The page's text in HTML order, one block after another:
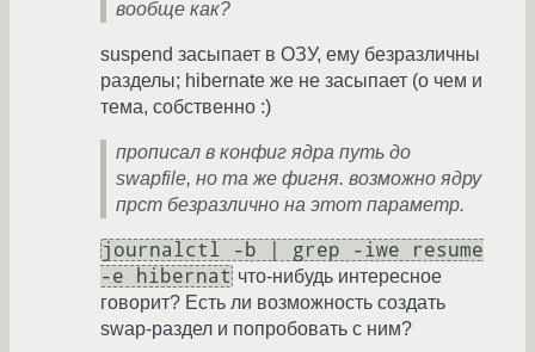
вообще как?
suspend засыпает в ОЗУ, ему безразличны
разделы; hibernate же не засыпает (о чем и
тема, собственно :)
прописал в конфиг ядра путь до
swapfile, но та же фигня. возможно ядру
прст безразлично на этот параметр.
journalctl -b | grep -iwe resume
-e hibernat что-нибудь интересное
говорит? Есть ли возможность создать
swap-раздел и попробовать с ним?